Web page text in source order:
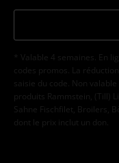
* Valable 4 semaines. En
codes promos. La
saisie du code. Non
produits Rammstein, (Till)
Sahne Fischfilet, Broilers,
dont le prix inclut un don.